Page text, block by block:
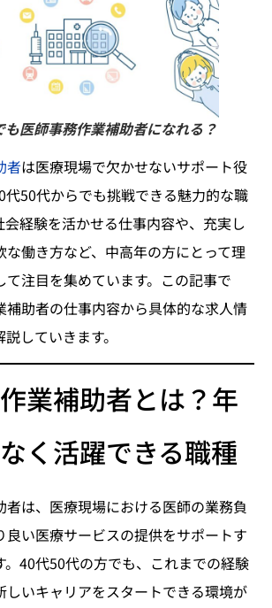
も医師事務作業補助者になれる？
者は医療現場で欠かせないサポート役
代50代からでも挑戦できる魅力的な職
会経験を活かせる仕事内容や、充実し
な働き方など、中高年の方にとって理
て注目を集めています。この記事で
補助者の仕事内容から具体的な求人情
していきます。
業補助者とは？年
く活躍できる職種
者は、医療現場における医師の業務負
良い医療サービスの提供をサポートす
。40代50代の方でも、これまでの経験
しいキャリアをスタートできる環境が